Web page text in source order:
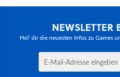
NEWSLETTER
Hol' dir die neuesten Infos zu Games